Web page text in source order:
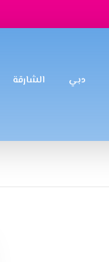
دبي الشارقة